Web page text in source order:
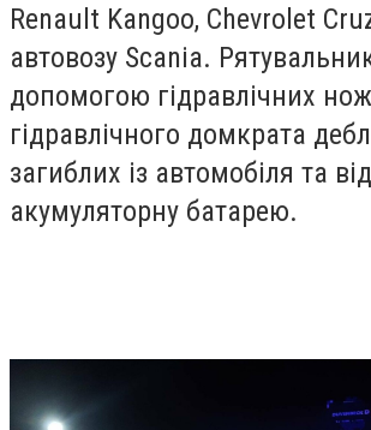
Renault Kangoo, Chevrolet
автовозу Scania.
допомогою гідравлічних
гідравлічного домкрата
загиблих із автомобіля та
акумуляторну батарею.